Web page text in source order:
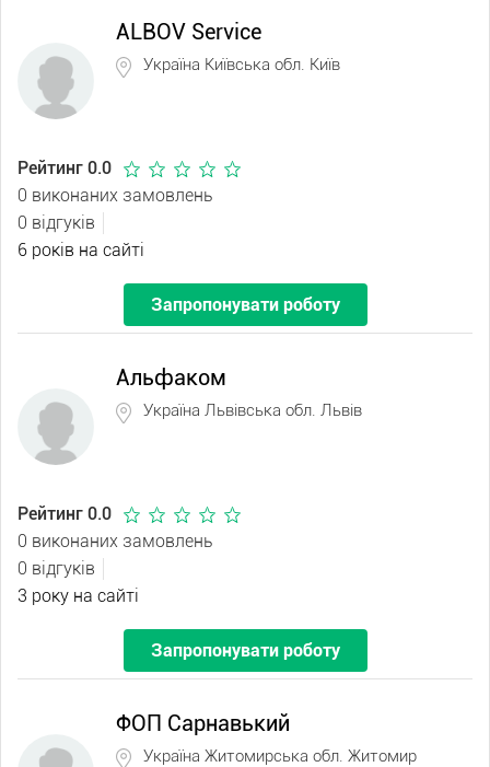
ALBOV Service
Україна Київська обл. Київ
Рейтинг 0.0
0 виконаних замовлень
0 відгуків
6 років на сайті
Запропонувати роботу
Альфаком
Україна Львівська обл. Львів
Рейтинг 0.0
0 виконаних замовлень
0 відгуків
3 року на сайті
Запропонувати роботу
ФОП Сарнавький
Україна Житомирська обл. Житомир